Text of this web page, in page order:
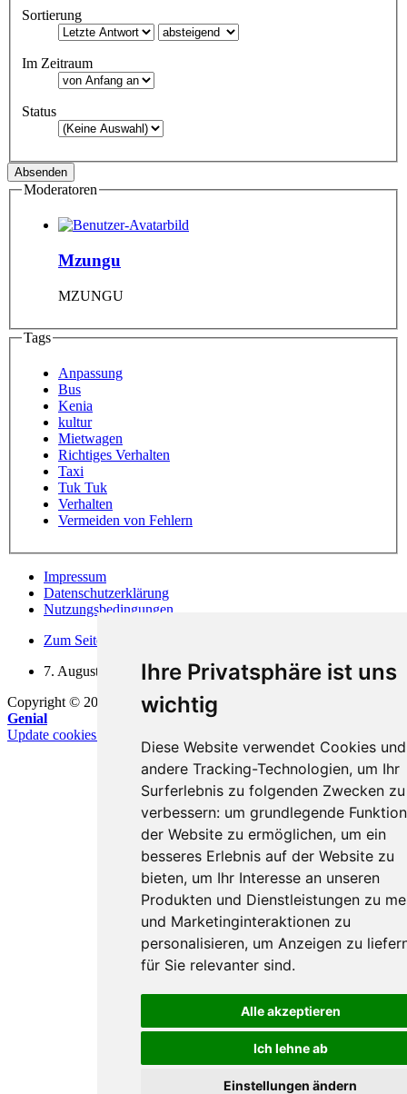
Ihre Privatsphäre ist uns
wichtig
Diese Website verwendet Cookies und
andere Tracking-Technologien, um Ihr
Surferlebnis zu folgenden Zwecken zu
verbessern: um grundlegende
der Website zu ermöglichen, um ein
besseres Erlebnis auf der Website zu
bieten, um Ihr Interesse an unseren
Produkten und Dienstleistungen zu
und Marketinginteraktionen zu
personalisieren, um Anzeigen zu
für Sie relevanter sind.
Alle akzeptieren
Ich lehne ab
Einstellungen ändern
Sortierung
Im Zeitraum
Status
Moderatoren
Mzungu
MZUNGU
Tags
Anpassung
Bus
Kenia
kultur
Mietwagen
Richtiges Verhalten
Taxi
Tuk Tuk
Verhalten
Vermeiden von Fehlern
Impressum
Datenschutzerklärung
Nutzungsbedingungen
Zum Seitenanfang
7. August 2026, 23:58
Copyright © 2008 – 2026mzungu.info
Genial
Update cookies preferences